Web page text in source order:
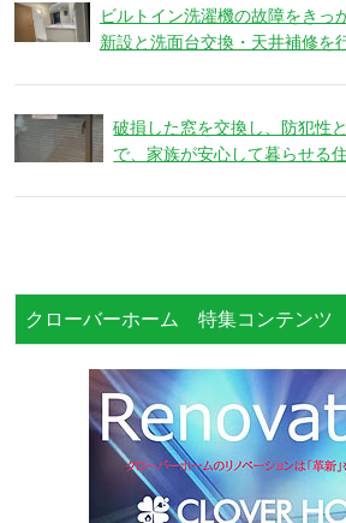
ビルトイン洗濯機の故障をきっ
新設と洗面台交換・天井補修を
破損した窓を交換し、防犯性
で、家族が安心して暮らせる
クローバーホーム 特集コンテンツ